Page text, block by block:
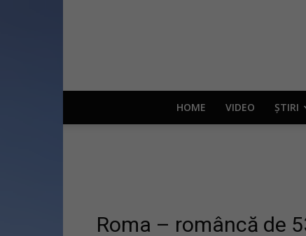
HOME VIDEO ȘTIRI
Roma – româncă de